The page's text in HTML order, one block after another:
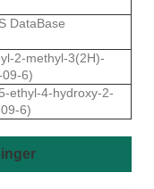
DataBase
2-methyl-3(2H)-
6)
ethyl-4-hydroxy-2-
6)